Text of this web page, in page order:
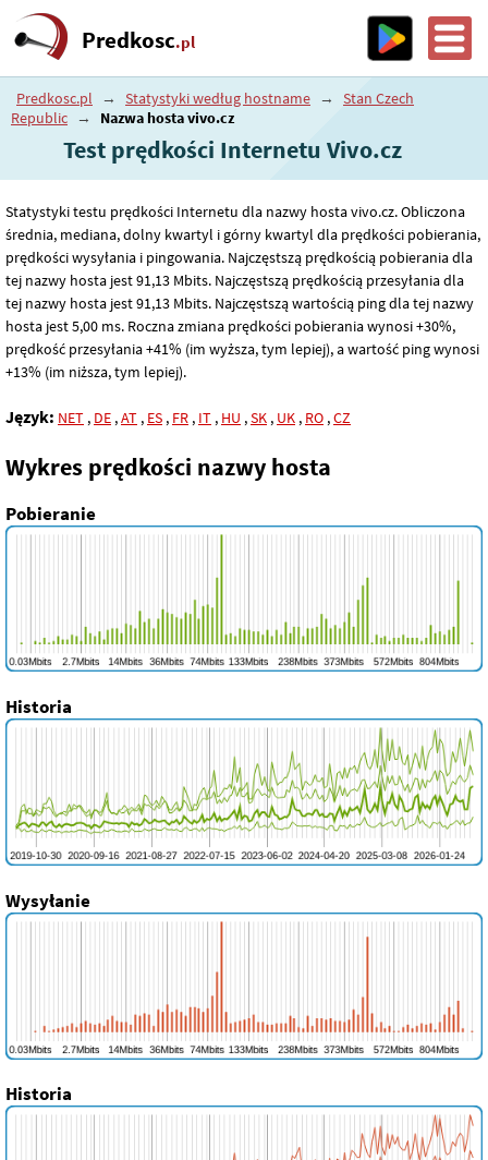
Predkosc.pl
Predkosc.pl → Statystyki według hostname →
Stan Czech
Republic → Nazwa hosta vivo.cz
Test prędkości Internetu Vivo.cz
Statystyki testu prędkości Internetu dla nazwy hosta vivo.cz. Obliczona
średnia, mediana, dolny kwartyl i górny kwartyl dla prędkości pobierania,
prędkości wysyłania i pingowania. Najczęstszą prędkością pobierania dla
tej nazwy hosta jest 91,13 Mbits. Najczęstszą prędkością przesyłania dla
tej nazwy hosta jest 91,13 Mbits. Najczęstszą wartością ping dla tej nazwy
hosta jest 5,00 ms. Roczna zmiana prędkości pobierania wynosi +30%,
prędkość przesyłania +41% (im wyższa, tym lepiej), a wartość ping wynosi
+13% (im niższa, tym lepiej).
Język: NET , DE ,AT , ES , FR , IT , HU ,SK , UK , RO ,CZ
Wykres prędkości nazwy hosta
Pobieranie
Historia
Wysyłanie
Historia